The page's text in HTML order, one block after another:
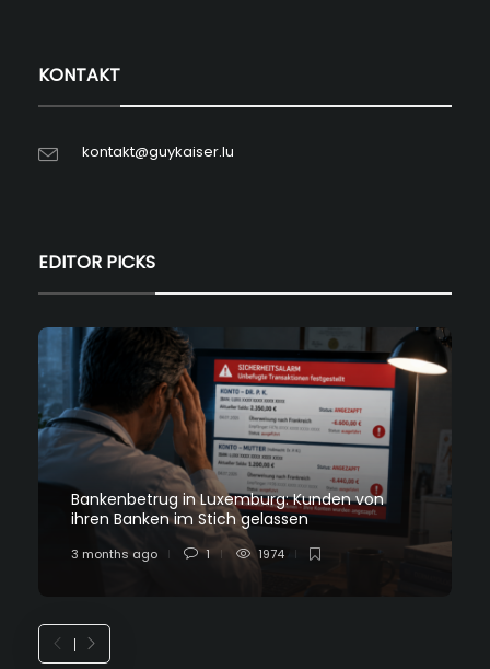
KONTAKT
kontakt@guykaiser.lu
EDITOR PICKS
Bankenbetrug in Luxemburg: Kunden von
ihren Banken im Stich gelassen
3 months ago 1 1974